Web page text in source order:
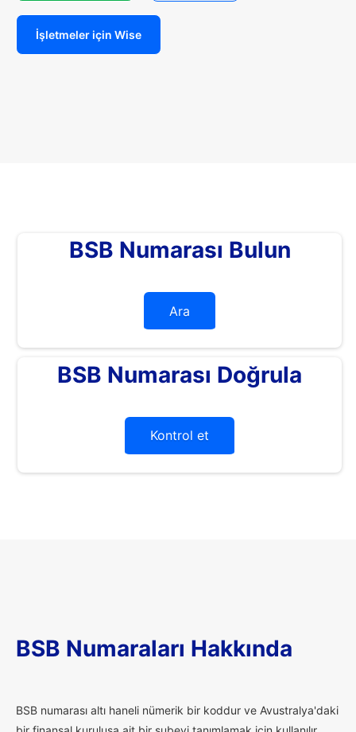
İşletmeler için Wise
BSB Numarası Bulun
Ara
BSB Numarası Doğrula
Kontrol et
BSB Numaraları Hakkında
BSB numarası altı haneli nümerik bir koddur ve Avustralya'daki